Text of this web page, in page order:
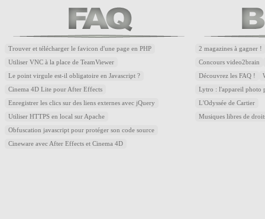
Trouver et télécharger le favicon d'une page en PHP
Utiliser VNC à la place de TeamViewer
Le point virgule est-il obligatoire en Javascript ?
Cinema 4D Lite pour After Effects
Enregistrer les clics sur des liens externes avec jQuery
Utiliser HTTPS en local sur Apache
Obfuscation javascript pour protéger son code source
Cineware avec After Effects et Cinema 4D
2 magazines à gagner !
Concours video2brain
Découvrez les FAQ !
Lytro : l'appareil photo
L'Odyssée de Cartier
Musiques libres de